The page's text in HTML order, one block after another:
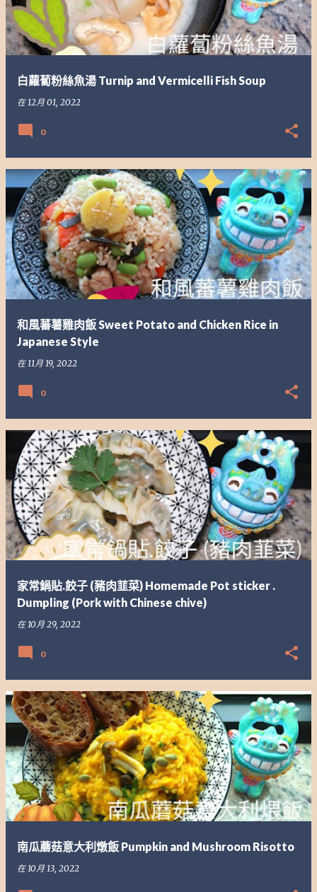
白蘿蔔粉絲魚湯 Turnip and Vermicelli Fish Soup
在12月 01, 2022
0
和風蕃薯雞肉飯 Sweet Potato and Chicken Rice in
Japanese Style
在11月 19, 2022
0
家常鍋貼.餃子 (豬肉韮菜) Homemade Pot sticker .
Dumpling (Pork with Chinese chive)
在10月 29, 2022
0
南瓜蘑菇意大利燉飯 Pumpkin and Mushroom Risotto
在10月 13, 2022